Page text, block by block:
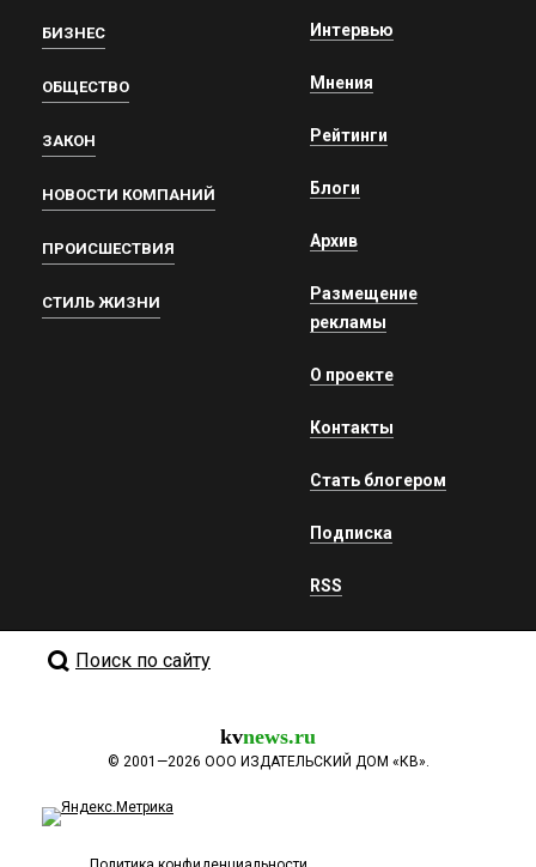
БИЗНЕС
ОБЩЕСТВО
ЗАКОН
НОВОСТИ КОМПАНИЙ
ПРОИСШЕСТВИЯ
СТИЛЬ ЖИЗНИ
Интервью
Мнения
Рейтинги
Блоги
Архив
Размещение
рекламы
О проекте
Контакты
Стать блогером
Подписка
RSS
Поиск по сайту
kvnews.ru
© 2001—2026 ООО ИЗДАТЕЛЬСКИЙ ДОМ «КВ».